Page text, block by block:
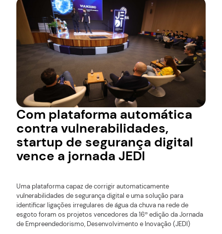
Com plataforma automática
contra vulnerabilidades,
startup de segurança digital
vence a jornada JEDI
Uma plataforma capaz de corrigir automaticamente
vulnerabilidades de segurança digital e uma solução para
identificar ligações irregulares de água da chuva na rede de
esgoto foram os projetos vencedores da 16ª edição da Jornada
de Empreendedorismo, Desenvolvimento e Inovação (JEDI)